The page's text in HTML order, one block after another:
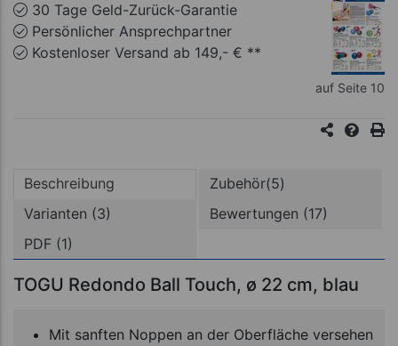
30 Tage Geld-Zurück-Garantie
Persönlicher Ansprechpartner
Kostenloser Versand ab 149,- € **
auf Seite 10
Beschreibung
Zubehör(5)
Varianten (3)
Bewertungen (17)
PDF (1)
TOGU Redondo Ball Touch, ø 22 cm, blau
Mit sanften Noppen an der Oberfläche versehen